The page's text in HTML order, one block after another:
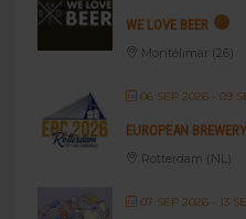
WE LOVE BEER
Montélimar (26)
06 SEP 2026- 09
EUROPEAN
Rotterdam (NL)
07 SEP 2026- 13